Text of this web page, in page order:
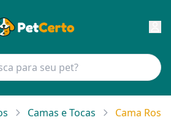
Camas e Tocas Cama